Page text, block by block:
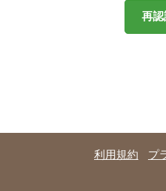
再認
利用規約 プ